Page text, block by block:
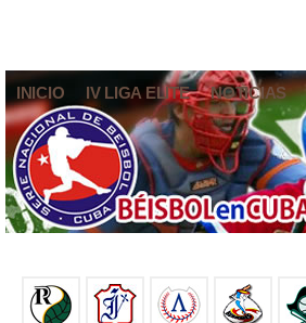
INICIO IV LIGA ELITE NOTICIAS